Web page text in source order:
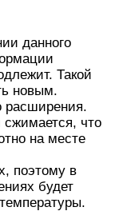
данного
Такой
новым.
расширения.
сжимается, что
на месте
поэтому в
будет